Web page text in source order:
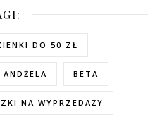
DO 50 ZŁ
ANDŻELA BETA
NA WYPRZEDAŻY